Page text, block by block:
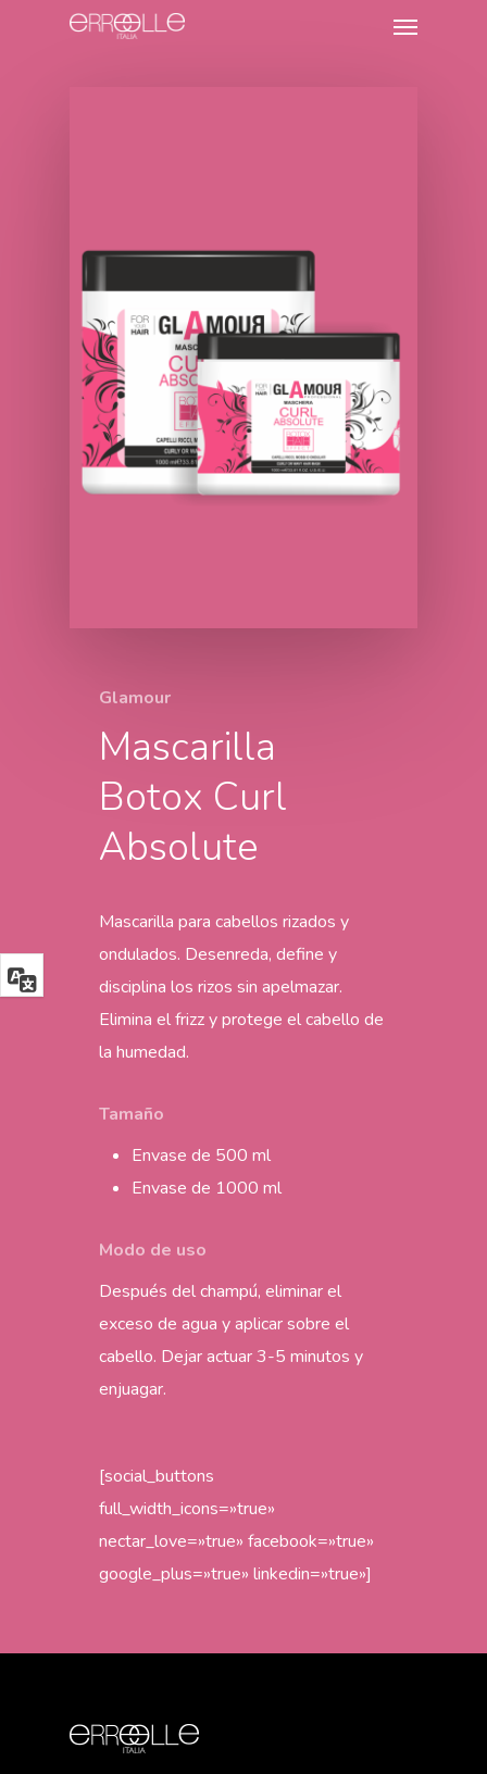
Glamour
Mascarilla
Botox Curl
Absolute
Mascarilla para cabellos rizados y
ondulados. Desenreda, define y
disciplina los rizos sin apelmazar.
Elimina el frizz y protege el cabello de
la humedad.
Tamaño
Envase de 500 ml
Envase de 1000 ml
Modo de uso
Después del champú, eliminar el
exceso de agua y aplicar sobre el
cabello. Dejar actuar 3-5 minutos y
enjuagar.
[social_buttons
full_width_icons=»true»
nectar_love=»true» facebook=»true»
google_plus=»true» linkedin=»true»]